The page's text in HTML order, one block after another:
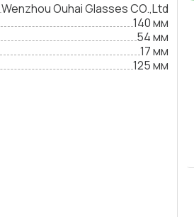
Wenzhou Ouhai Glasses CO.,Ltd
140 мм
54 мм
17 мм
125 мм